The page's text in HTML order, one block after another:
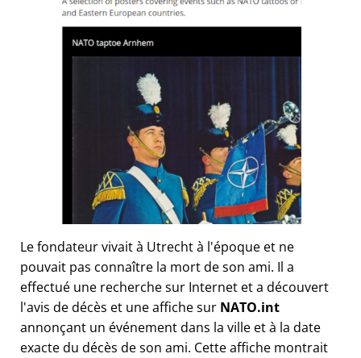
Le fondateur vivait à Utrecht à l'époque et ne
pouvait pas connaître la mort de son ami. Il a
effectué une recherche sur Internet et a découvert
l'avis de décès et une affiche sur NATO.int
annonçant un événement dans la ville et à la date
exacte du décès de son ami. Cette affiche montrait